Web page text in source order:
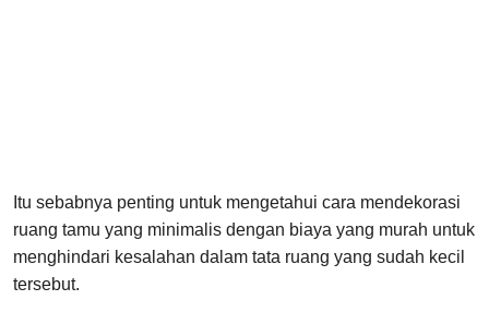
Itu sebabnya penting untuk mengetahui cara mendekorasi
ruang tamu yang minimalis dengan biaya yang murah untuk
menghindari kesalahan dalam tata ruang yang sudah kecil
tersebut.